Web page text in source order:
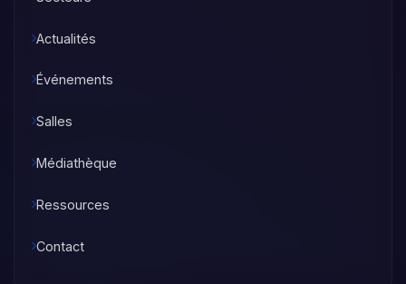
Actualités
Événements
Salles
Médiathèque
Ressources
Contact